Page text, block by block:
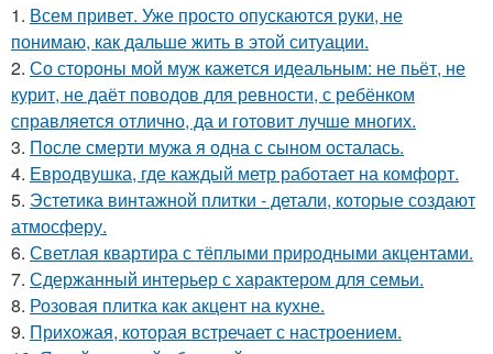
1. Всем привет. Уже просто опускаются руки, не
понимаю, как дальше жить в этой ситуации.
2. Со стороны мой муж кажется идеальным: не пьёт, не
курит, не даёт поводов для ревности, с ребёнком
справляется отлично, да и готовит лучше многих.
3. После смерти мужа я одна с сыном осталась.
4. Евродвушка, где каждый метр работает на комфорт.
5. Эстетика винтажной плитки - детали, которые создают
атмосферу.
6. Светлая квартира с тёплыми природными акцентами.
7. Сдержанный интерьер с характером для семьи.
8. Розовая плитка как акцент на кухне.
9. Прихожая, которая встречает с настроением.